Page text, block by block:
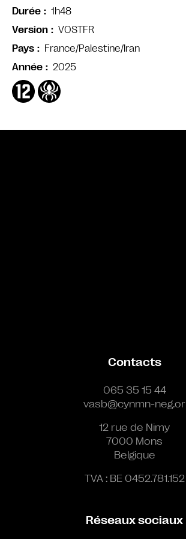
Durée
1h48
Version
VOSTFR
Pays
France/Palestine/Iran
Année
2025
Contacts
065 35 15 44
vasb@cynmn-neg.or
12 rue de Nimy
7000 Mons
Belgique
TVA : BE 0452.781.152
Réseaux sociaux